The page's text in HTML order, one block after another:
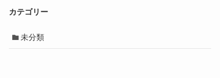
カテゴリー
未分類